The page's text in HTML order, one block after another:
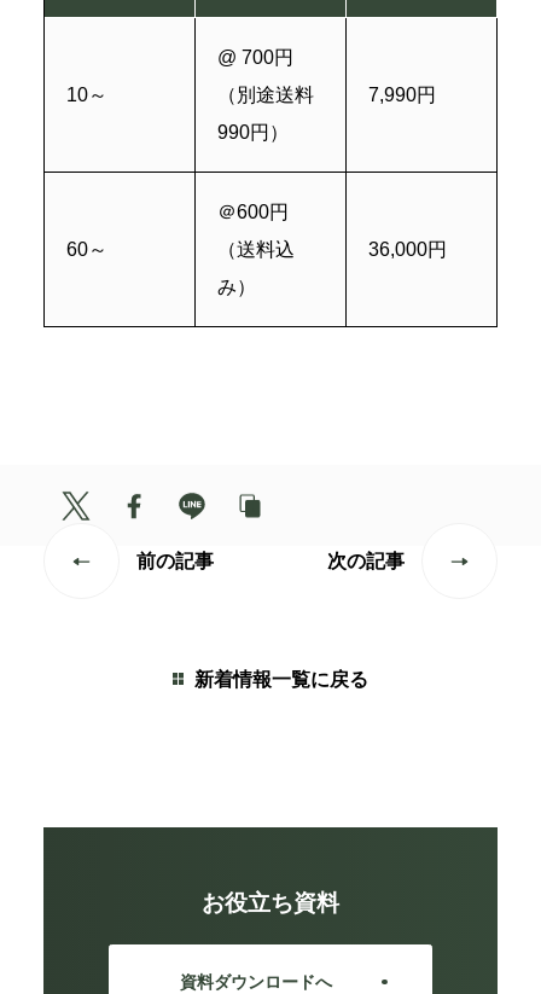
10～
@ 700円
（別途送料
990円）
7,990円
60～
＠600円
（送料込
み）
36,000円
前の記事
新着情報一覧に戻る
次の記事
お役立ち資料
資料ダウンロードへ